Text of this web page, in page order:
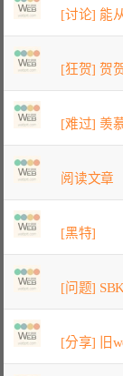
[讨论] 能
[狂贺] 贺
[难过] 羡
阅读文章
[黑特]
[问题]
[分享] 旧